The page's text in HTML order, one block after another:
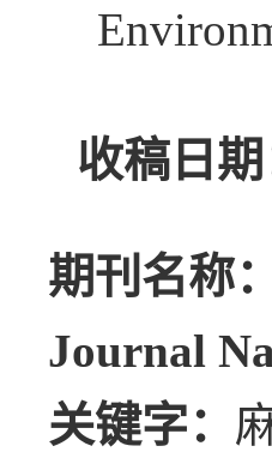
收稿日期
期刊名称：
Journal
关键字：